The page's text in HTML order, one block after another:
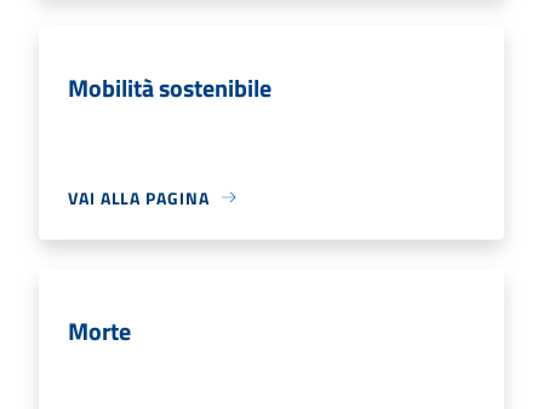
Mobilità sostenibile
VAI ALLA PAGINA
Morte